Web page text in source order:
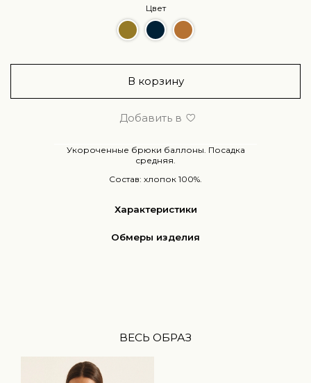
Цвет
В корзину
Добавить в
Укороченные брюки баллоны. Посадка
средняя.
Состав: хлопок 100%.
Характеристики
Обмеры изделия
ВЕСЬ ОБРАЗ